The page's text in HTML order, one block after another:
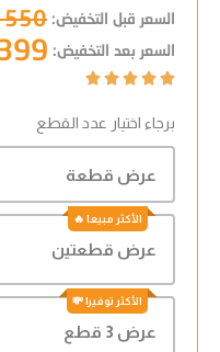
السعر قبل التخفيض: 550 ج.م
السعر بعد التخفيض: 399





برجاء اختيار عدد القطع
عرض قطعة
عرض قطعتين
عرض 3 قطع